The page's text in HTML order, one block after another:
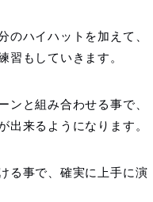
のハイハットを加えて、
習もしていきます。
ンと組み合わせる事で、
出来るようになります。
る事で、確実に上手に演